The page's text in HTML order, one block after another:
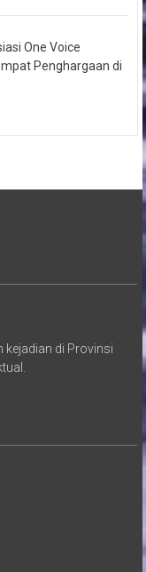
One Voice
Penghargaan di
kejadian di Provinsi